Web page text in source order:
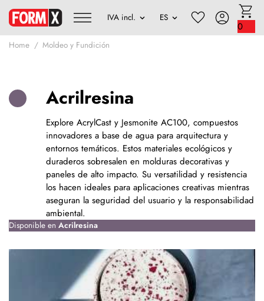
0
Home Moldeo y Fundición
Acrilresina
Explore AcrylCast y Jesmonite AC100, compuestos
innovadores a base de agua para arquitectura y
entornos temáticos. Estos materiales ecológicos y
duraderos sobresalen en molduras decorativas y
paneles de alto impacto. Su versatilidad y resistencia
los hacen ideales para aplicaciones creativas mientras
aseguran la seguridad del usuario y la responsabilidad
ambiental.
Disponible en Acrilresina